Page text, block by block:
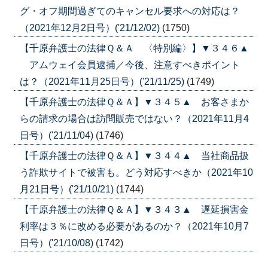
グ・オフ期間過ぎてのキャンセル要求への対応は？
（2021年12月2日号）('21/12/02) (1750)
【千原弁護士の法律Ｑ＆Ａ 〈特別編〉】▼３４６▲
アムウェイ会員逮捕／今後、注意すべきポイント
は？（2021年11月25日号）('21/11/25) (1749)
【千原弁護士の法律Ｑ＆Ａ】▼３４５▲ お客さまか
らの請求の場合は訪問販売ではない？（2021年11月4
日号）('21/11/04) (1746)
【千原弁護士の法律Ｑ＆Ａ】▼３４４▲ 当社商品扱
う詐欺サイトで被害も。どう対応すべきか（2021年10
月21日号）('21/10/21) (1744)
【千原弁護士の法律Ｑ＆Ａ】▼３４３▲ 遅延損害金
利率は３％に改める必要があるのか？（2021年10月7
日号）('21/10/08) (1742)